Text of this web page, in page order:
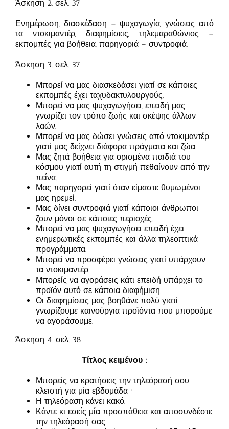
Άσκηση 2. σελ. 37
Ενημέρωση, διασκέδαση – ψυχαγωγία, γνώσεις από
τα ντοκιμαντέρ, διαφημίσεις, τηλεμαραθώνιος –
εκπομπές για βοήθεια, παρηγοριά – συντροφιά.
Άσκηση 3. σελ. 37
Μπορεί να μας διασκεδάσει γιατί σε κάποιες
εκπομπές έχει ταχυδακτυλουργούς.
Μπορεί να μας ψυχαγωγήσει, επειδή μας
γνωρίζει τον τρόπο ζωής και σκέψης άλλων
λαών.
Μπορεί να μας δώσει γνώσεις από ντοκιμαντέρ
γιατί μας δείχνει διάφορα πράγματα και ζώα.
Μας ζητά βοήθεια για ορισμένα παιδιά του
κόσμου γιατί αυτή τη στιγμή πεθαίνουν από την
πείνα.
Μας παρηγορεί γιατί όταν είμαστε θυμωμένοι
μας ηρεμεί.
Μας δίνει συντροφιά γιατί κάποιοι άνθρωποι
ζουν μόνοι σε κάποιες περιοχές.
Μπορεί να μας ψυχαγωγήσει επειδή έχει
ενημερωτικές εκπομπές και άλλα τηλεοπτικά
προγράμματα.
Μπορεί να προσφέρει γνώσεις γιατί υπάρχουν
τα ντοκιμαντέρ.
Μπορείς να αγοράσεις κάτι επειδή υπάρχει το
προϊόν αυτό σε κάποια διαφήμιση.
Οι διαφημίσεις μας βοηθάνε πολύ γιατί
γνωρίζουμε καινούργια προϊόντα που μπορούμε
να αγοράσουμε.
Άσκηση 4. σελ. 38
Τίτλος κειμένου :
Μπορείς να κρατήσεις την τηλεόρασή σου
κλειστή για μία εβδομάδα ;
Η τηλεόραση κάνει κακό.
Κάντε κι εσείς μία προσπάθεια και αποσυνδέστε
την τηλεόρασή σας.